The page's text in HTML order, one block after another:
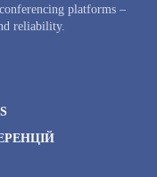
platforms –
reliability.